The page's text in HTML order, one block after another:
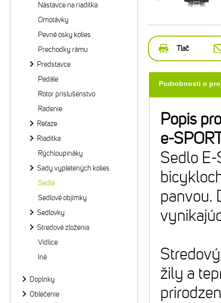
Tlač
Podrobnosti o
Popis
e-
Sedlo
panvou.
žily a
Nástavce na riadítka
Omotávky
Pevné osky kolies
Prechodky rámu
Predstavce
Pedále
Rotor príslušenstvo
Radenie
Reťaze
Riadítka
Rýchloupináky
Sady vypletených kolies
Sedlá
Sedlové objímky
Sedlovky
Stredové zloženia
Vidlice
Iné
Doplnky
Oblečenie